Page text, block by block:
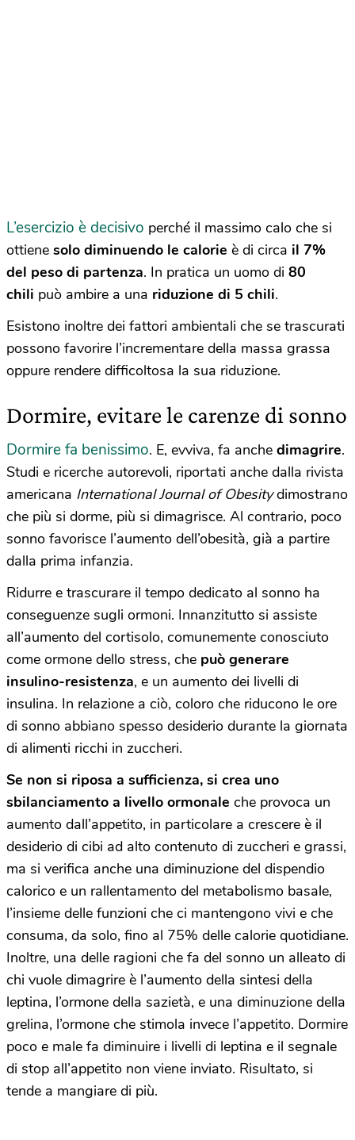
L’esercizio è decisivo perché il massimo calo che si
ottiene solo diminuendo le calorie è di circa il 7%
del peso di partenza. In pratica un uomo di 80
chili può ambire a una riduzione di 5 chili.
Esistono inoltre dei fattori ambientali che se trascurati
possono favorire l’incrementare della massa grassa
oppure rendere difficoltosa la sua riduzione.
Dormire, evitare le carenze di sonno
Dormire fa benissimo. E, evviva, fa anche dimagrire.
Studi e ricerche autorevoli, riportati anche dalla rivista
americana International Journal of Obesitydimostrano
che più si dorme, più si dimagrisce. Al contrario, poco
sonno favorisce l’aumento dell’obesità, già a partire
dalla prima infanzia.
Ridurre e trascurare il tempo dedicato al sonno ha
conseguenze sugli ormoni. Innanzitutto si assiste
all’aumento del cortisolo, comunemente conosciuto
come ormone dello stress, che può generare
insulino-resistenza, e un aumento dei livelli di
insulina. In relazione a ciò, coloro che riducono le ore
di sonno abbiano spesso desiderio durante la giornata
di alimenti ricchi in zuccheri.
Se non si riposa a sufficienza, si crea uno
sbilanciamento a livello ormonale che provoca un
aumento dall’appetito, in particolare a crescere è il
desiderio di cibi ad alto contenuto di zuccheri e grassi,
ma si verifica anche una diminuzione del dispendio
calorico e un rallentamento del metabolismo basale,
l’insieme delle funzioni che ci mantengono vivi e che
consuma, da solo, fino al 75% delle calorie quotidiane.
Inoltre, una delle ragioni che fa del sonno un alleato di
chi vuole dimagrire è l’aumento della sintesi della
leptina, l’ormone della sazietà, e una diminuzione della
grelina, l’ormone che stimola invece l’appetito. Dormire
poco e male fa diminuire i livelli di leptina e il segnale
di stop all’appetito non viene inviato. Risultato, si
tende a mangiare di più.